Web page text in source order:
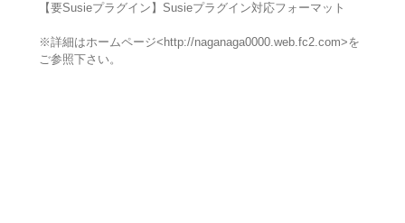
【要Susieプラグイン】Susieプラグイン対応フォーマット
※詳細はホームページ<http://naganaga0000.web.fc2.com>を
ご参照下さい。